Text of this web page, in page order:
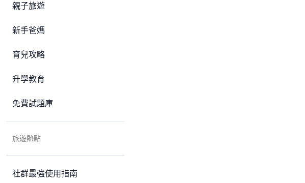
親子旅遊
新手爸媽
育兒攻略
升學教育
免費試題庫
旅遊熱點
社群最強使用指南